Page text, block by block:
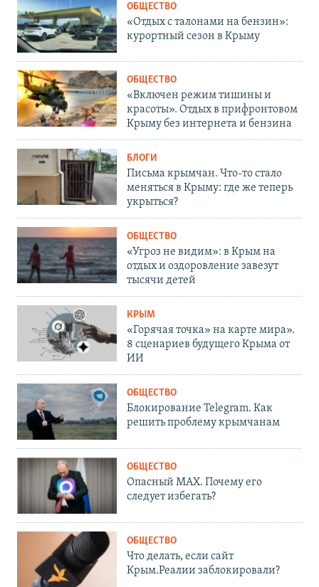
ОБЩЕСТВО
«Отдых с талонами на бензин»:
курортный сезон в Крыму
ОБЩЕСТВО
«Включен режим тишины и
красоты». Отдых в прифронтовом
Крыму без интернета и бензина
БЛОГИ
Письма крымчан. Что-то стало
меняться в Крыму: где же теперь
укрыться?
ОБЩЕСТВО
«Угроз не видим»: в Крым на
отдых и оздоровление завезут
тысячи детей
КРЫМ
«Горячая точка» на карте мира».
8 сценариев будущего Крыма от
ИИ
ОБЩЕСТВО
Блокирование Telegram. Как
решить проблему крымчанам
ОБЩЕСТВО
Опасный MAX. Почему его
следует избегать?
ОБЩЕСТВО
Что делать, если сайт
Крым.Реалии заблокировали?